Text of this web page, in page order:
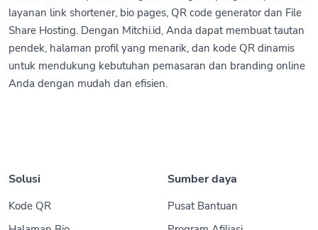
layanan link shortener, bio pages, QR code generator dan File
Share Hosting. Dengan Mitchi.id, Anda dapat membuat tautan
pendek, halaman profil yang menarik, dan kode QR dinamis
untuk mendukung kebutuhan pemasaran dan branding online
Anda dengan mudah dan efisien.
Solusi
Kode QR
Sumber daya
Pusat Bantuan